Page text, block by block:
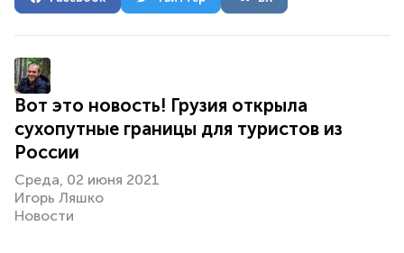
Вот это новость! Грузия открыла
сухопутные границы для туристов из
России
Среда, 02 июня 2021
Игорь Ляшко
Новости